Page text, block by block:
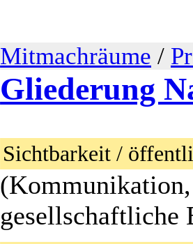
Mitmachräume /
Gliederung
Sichtbarkeit /
gesellschaftliche